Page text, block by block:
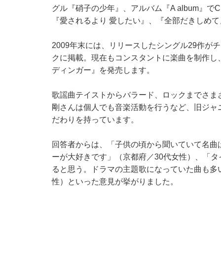
グル『硝子の少年』、アルバム『A album』で
『愛されるより 愛したい』、『全部だきしめ
2009年末には、リリースしたシングル29作が
クに掲載。現在もコンスタントに楽曲を制作
ディンガー』を発売します。
歌謡曲テイストからバラード、ロックまでさ
剛さんは個人でも音楽活動を行うなど、旧ジ
だわりを持っています。
回答者からは、「子供の頃から聞いていて名
ーが大好きです」（京都府／30代女性）、「
ると思う。ドラマの主題歌になっていた曲も
性）といった意見が挙がりました。